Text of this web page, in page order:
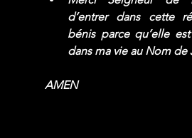
d’entrer dans cette
bénis parce qu’elle
dans ma vie au Nom de
AMEN